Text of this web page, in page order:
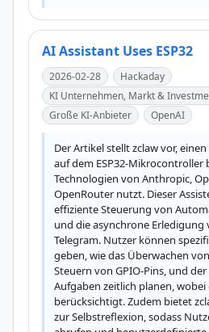
AI Assistant Uses ESP32
2026-02-28
Hackaday
KI Unternehmen, Markt &
Große KI-Anbieter
OpenAI
Der Artikel stellt zclaw vor,
auf dem ESP32-Mikrocontroller
Technologien von Anthropic,
OpenRouter nutzt. Dieser
effiziente Steuerung von
und die asynchrone
Telegram. Nutzer können
geben, wie das Überwachen
Steuern von GPIO-Pins, und
Aufgaben zeitlich planen, wobei
berücksichtigt. Zudem bietet
zur Selbstreflexion, sodass